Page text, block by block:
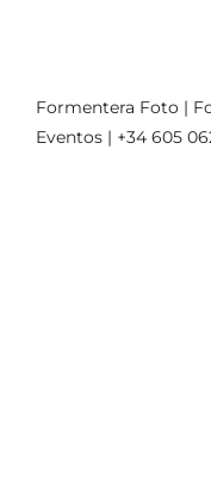
Formentera Foto |
Eventos | +34 605